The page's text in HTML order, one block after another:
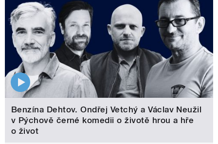
Benzína Dehtov. Ondřej Vetchý a Václav Neužil
v Pýchově černé komedii o životě hrou a hře
o život